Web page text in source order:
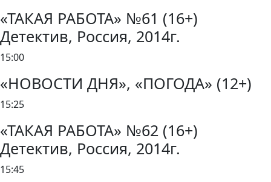
«ТАКАЯ РАБОТА» №61 (16+)
Детектив, Россия, 2014г.
15:00
«НОВОСТИ ДНЯ», «ПОГОДА» (12+)
15:25
«ТАКАЯ РАБОТА» №62 (16+)
Детектив, Россия, 2014г.
15:45